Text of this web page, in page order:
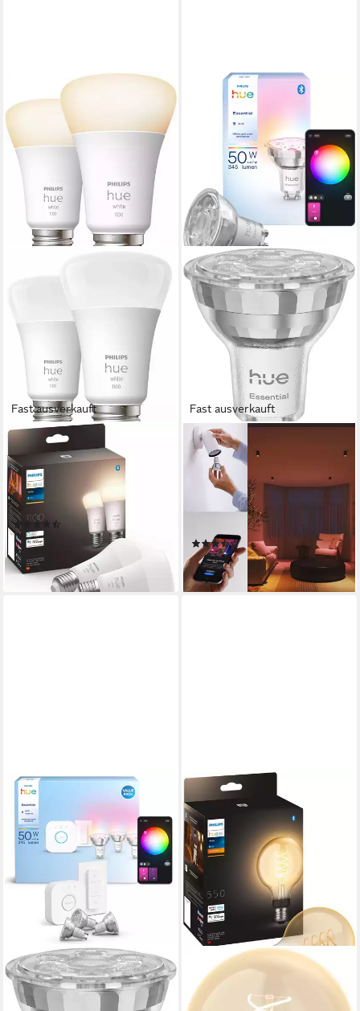
Fast ausverkauft
PHILIPS HUE
LED-Leuchtmittel White E27
Doppelpack 2x1050lm 75W,
E27, 2 St., Warmweiß
Produktdatenblatt
ab 37,79 €
lieferbar - in 3-4 Werktagen bei dir
Fast ausverkauft
PHILIPS HUE
LED-Leuchtmittel Essential
White & Color Ambiance
smarte Lampe, GU10, 1 St.,
Farbwechsler
Produktdatenblatt
(2)
24,99 €
lieferbar - in 1-2 Werktagen bei dir